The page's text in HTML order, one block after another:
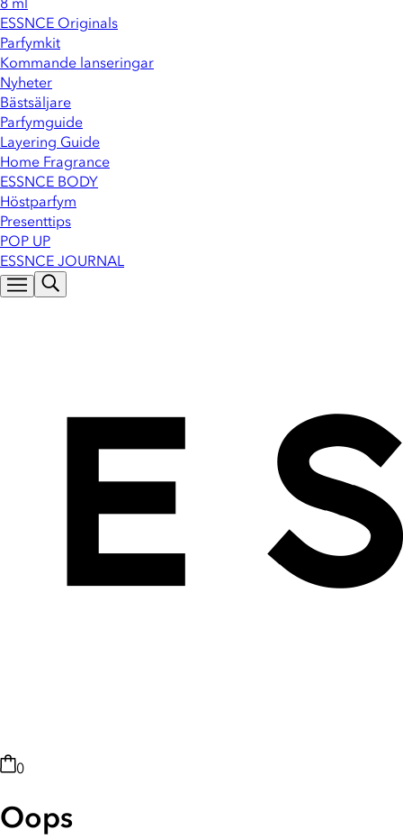
ESSNCE Originals
Parfymkit
Kommande lanseringar
Nyheter
Bästsäljare
Parfymguide
Layering Guide
Home Fragrance
ESSNCE BODY
Höstparfym
Presenttips
POP UP
ESSNCE JOURNAL
0
Oops